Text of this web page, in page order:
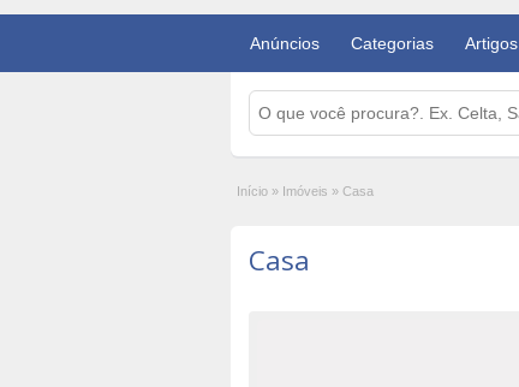
Anúncios Categorias Artigos
Início » Imóveis » Casa
Casa